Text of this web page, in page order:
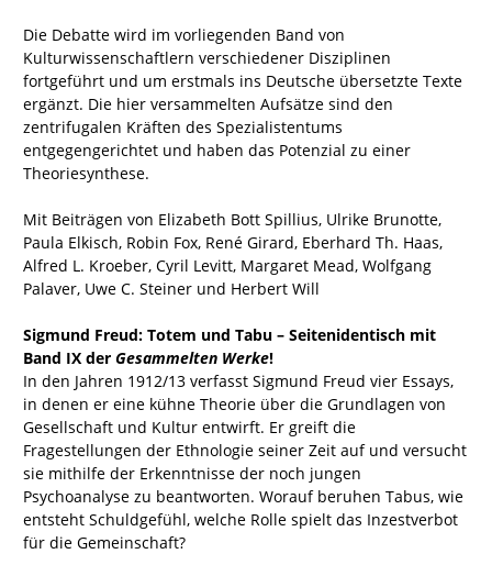
Die Debatte wird im vorliegenden Band von
Kulturwissenschaftlern verschiedener Disziplinen
fortgeführt und um erstmals ins Deutsche übersetzte Texte
ergänzt. Die hier versammelten Aufsätze sind den
zentrifugalen Kräften des Spezialistentums
entgegengerichtet und haben das Potenzial zu einer
Theoriesynthese.
Mit Beiträgen von Elizabeth Bott Spillius, Ulrike Brunotte,
Paula Elkisch, Robin Fox, René Girard, Eberhard Th. Haas,
Alfred L. Kroeber, Cyril Levitt, Margaret Mead, Wolfgang
Palaver, Uwe C. Steiner und Herbert Will
Sigmund Freud: Totem und Tabu – Seitenidentisch mit
Band IX der Gesammelten Werke!
In den Jahren 1912/13 verfasst Sigmund Freud vier Essays,
in denen er eine kühne Theorie über die Grundlagen von
Gesellschaft und Kultur entwirft. Er greift die
Fragestellungen der Ethnologie seiner Zeit auf und versucht
sie mithilfe der Erkenntnisse der noch jungen
Psychoanalyse zu beantworten. Worauf beruhen Tabus, wie
entsteht Schuldgefühl, welche Rolle spielt das Inzestverbot
für die Gemeinschaft?